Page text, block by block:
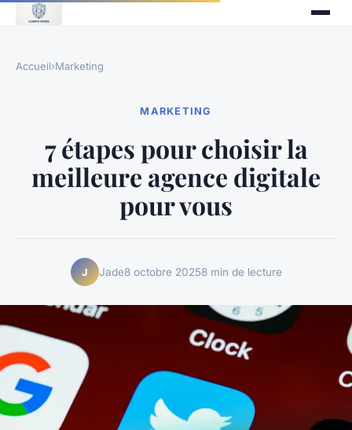
Accueil›Marketing
MARKETING
7 étapes pour choisir la
meilleure agence digitale
pour vous
J Jade8 octobre 20258 min de lecture